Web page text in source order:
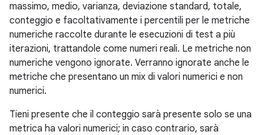
massimo, medio, varianza, deviazione standard, totale,
conteggio e facoltativamente i percentili per le metriche
numeriche raccolte durante le esecuzioni di test a più
iterazioni, trattandole come numeri reali. Le metriche non
numeriche vengono ignorate. Verranno ignorate anche le
metriche che presentano un mix di valori numerici e non
numerici.
Tieni presente che il conteggio sarà presente solo se una
metrica ha valori numerici; in caso contrario, sarà